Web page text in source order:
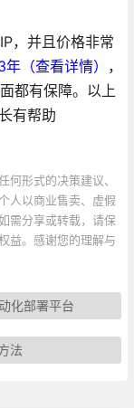
，并且价格非常
（查看详情）
，
都有保障。以上
有帮助
形式的决策建议、
人以商业售卖、虚假
需分享或转载，请保
益。感谢您的理解与
化部署平台
法